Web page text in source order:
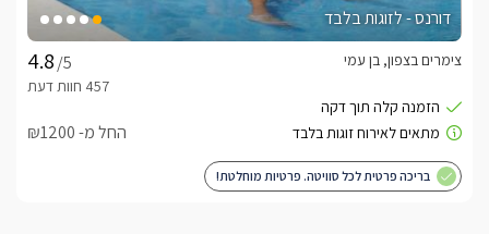
דורנס - לזוגות בלבד
/5
צימרים בצפון, בן עמי
החל מ- ₪1200
בריכה פרטית לכל סוויטה. פרטיות מוחלטת!